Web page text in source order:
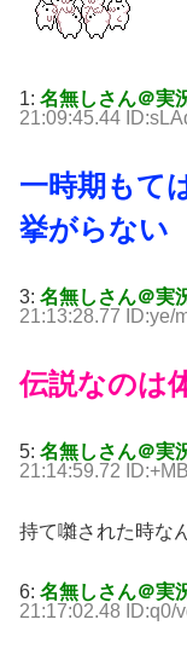
1: 名無しさん＠実
21:09:45.44
一時期もて
挙がらない
3: 名無しさん＠実
21:13:28.77 ID:ye/
伝説なのは
5: 名無しさん＠実
21:14:59.72
持て囃された時な
6: 名無しさん＠実
21:17:02.48 ID:q0/